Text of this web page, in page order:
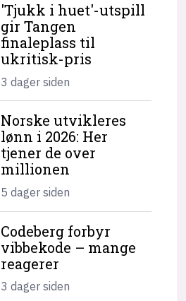
'Tjukk i huet'-utspill
gir Tangen
finaleplass til
ukritisk-pris
3 dager siden
Norske utvikleres
lønn i 2026: Her
tjener de over
millionen
5 dager siden
Codeberg forbyr
vibbekode – mange
reagerer
3 dager siden